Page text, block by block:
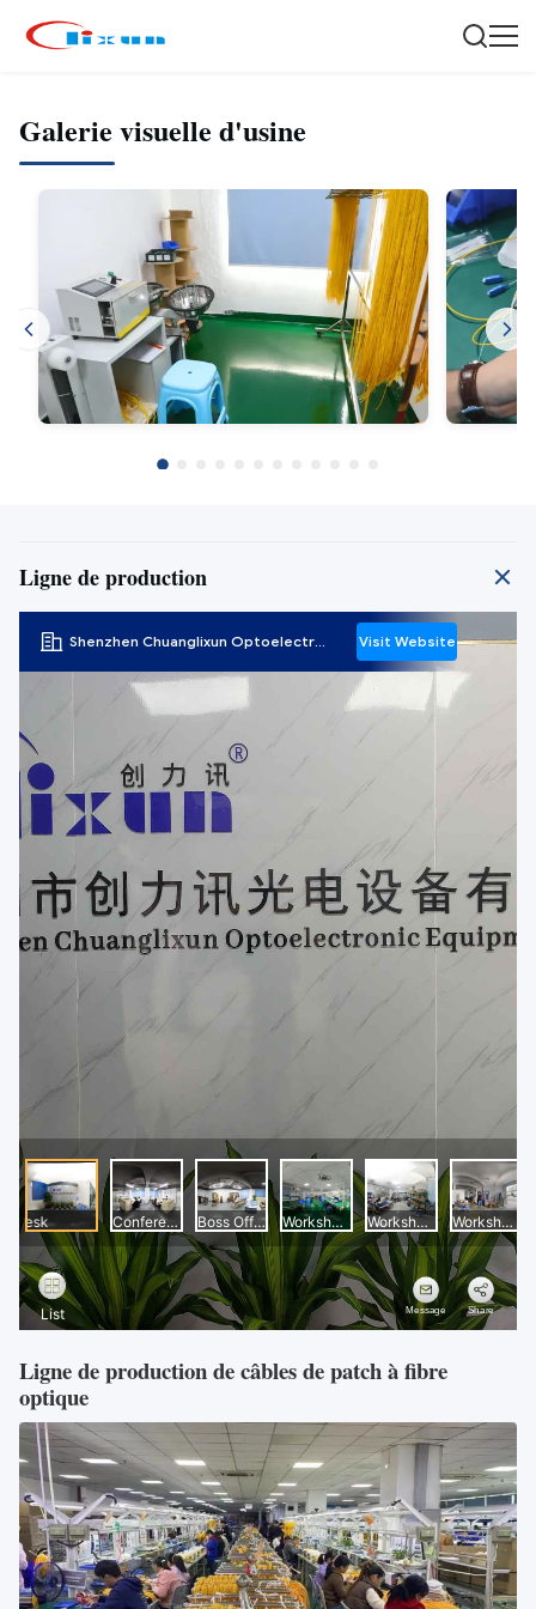
Galerie visuelle d'usine
Ligne de production
Ligne de production de câbles de patch à fibre
optique